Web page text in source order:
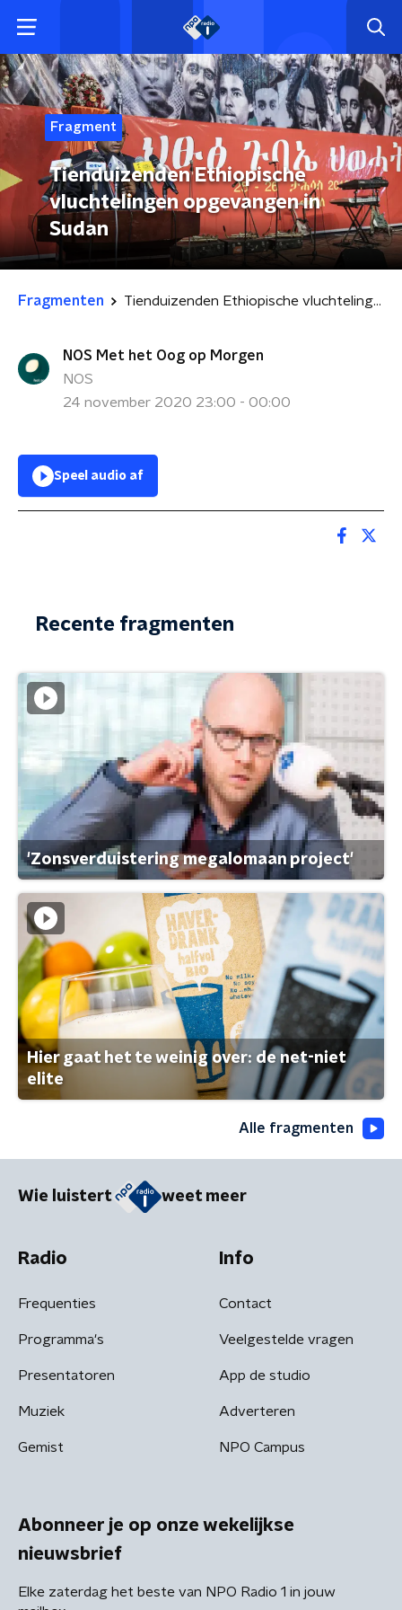
Fragment
Tienduizenden Ethiopische
vluchtelingen opgevangen in
Sudan
Fragmenten Tienduizenden Ethiopische vluchtelingen opgevangen in Sudan
NOS Met het Oog op Morgen
NOS
24 november 2020 23:00 - 00:00
Speel audio af
Recente fragmenten
'Zonsverduistering megalomaan project'
Hier gaat het te weinig over: de net-niet
elite
Alle fragmenten
Wie luistert weet meer
Radio
Frequenties
Programma's
Presentatoren
Muziek
Gemist
Info
Contact
Veelgestelde vragen
App de studio
Adverteren
NPO Campus
Abonneer je op onze wekelijkse
nieuwsbrief
Elke zaterdag het beste van NPO Radio 1 in jouw